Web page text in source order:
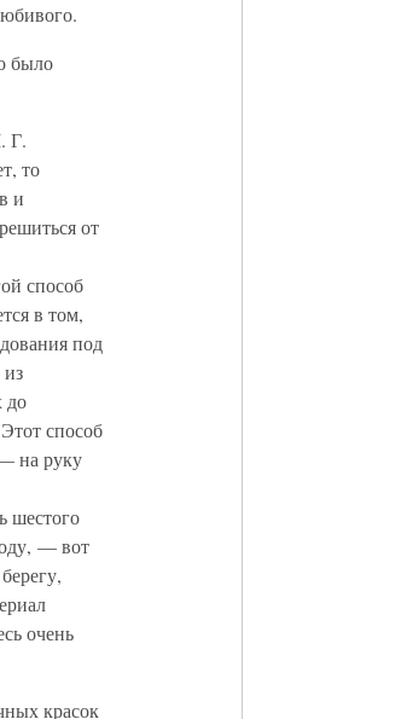
было
Г.
то
и
от
способ
в том,
под
до
способ
на руку
шестого
— вот
очень
красок